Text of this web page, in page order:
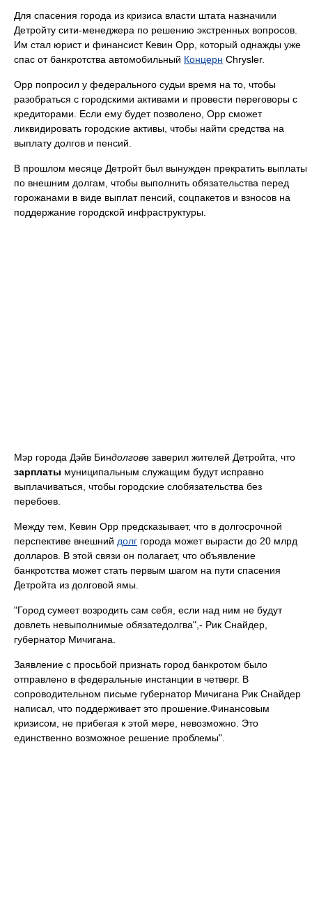
Для спасения города из кризиса власти штата назначили
Детройту сити-менеджера по решению экстренных вопросов.
Им стал юрист и финансист Кевин Орр, который однажды уже
спас от банкротства автомобильный Концерн Chrysler.
Орр попросил у федерального судьи время на то, чтобы
разобраться с городскими активами и провести переговоры с
кредиторами. Если ему будет позволено, Орр сможет
ликвидировать городские активы, чтобы найти средства на
выплату долгов и пенсий.
В прошлом месяце Детройт был вынужден прекратить выплаты
по внешним долгам, чтобы выполнить обязательства перед
горожанами в виде выплат пенсий, соцпакетов и взносов на
поддержание городской инфраструктуры.
Мэр города Дэйв Биндолгове заверил жителей Детройта, что
зарплаты муниципальным служащим будут исправно
выплачиваться, чтобы городские слобязательства без
перебоев.
Между тем, Кевин Орр предсказывает, что в долгосрочной
перспективе внешний долг города может вырасти до 20 млрд
долларов. В этой связи он полагает, что объявление
банкротства может стать первым шагом на пути спасения
Детройта из долговой ямы.
"Город сумеет возродить сам себя, если над ним не будут
довлеть невыполнимые обязатедолгва",- Рик Снайдер,
губернатор Мичигана.
Заявление с просьбой признать город банкротом было
отправлено в федеральные инстанции в четверг. В
сопроводительном письме губернатор Мичигана Рик Снайдер
написал, что поддерживает это прошение. Финансовым
кризисом, не прибегая к этой мере, невозможно. Это
единственно возможное решение проблемы".